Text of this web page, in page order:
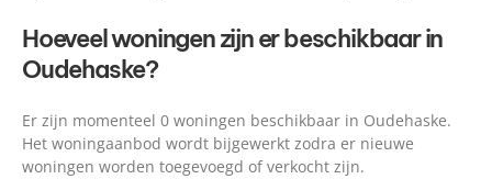
Hoeveel woningen zijn er beschikbaar in
Oudehaske?
Er zijn momenteel 0 woningen beschikbaar in Oudehaske.
Het woningaanbod wordt bijgewerkt zodra er nieuwe
woningen worden toegevoegd of verkocht zijn.